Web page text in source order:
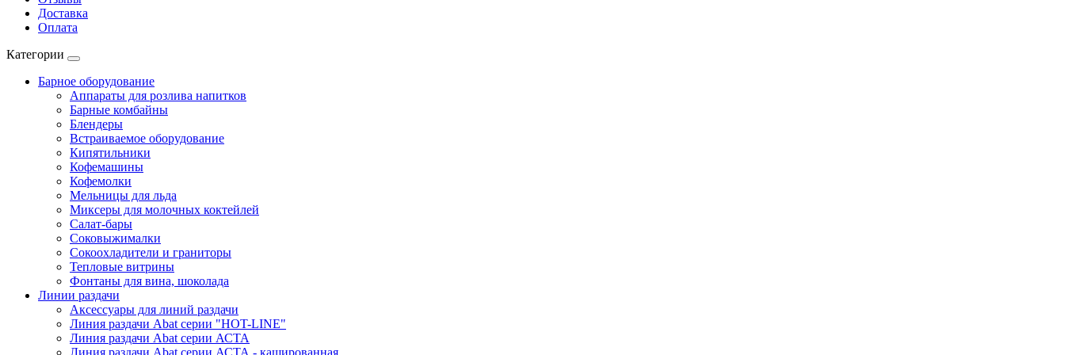
Доставка
Оплата
Категории
Барное оборудование
Аппараты для розлива напитков
Барные комбайны
Блендеры
Встраиваемое оборудование
Кипятильники
Кофемашины
Кофемолки
Мельницы для льда
Миксеры для молочных коктейлей
Салат-бары
Соковыжималки
Сокоохладители и граниторы
Тепловые витрины
Фонтаны для вина, шоколада
Линии раздачи
Аксессуары для линий раздачи
Линия раздачи Abat серии "HOT-LINE"
Линия раздачи Abat серии АСТА
Линия раздачи Abat серии АСТА - кашированная